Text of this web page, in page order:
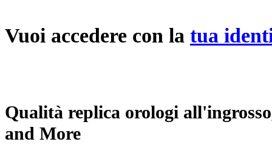
Vuoi accedere con la tua
Qualità replica orologi
and More